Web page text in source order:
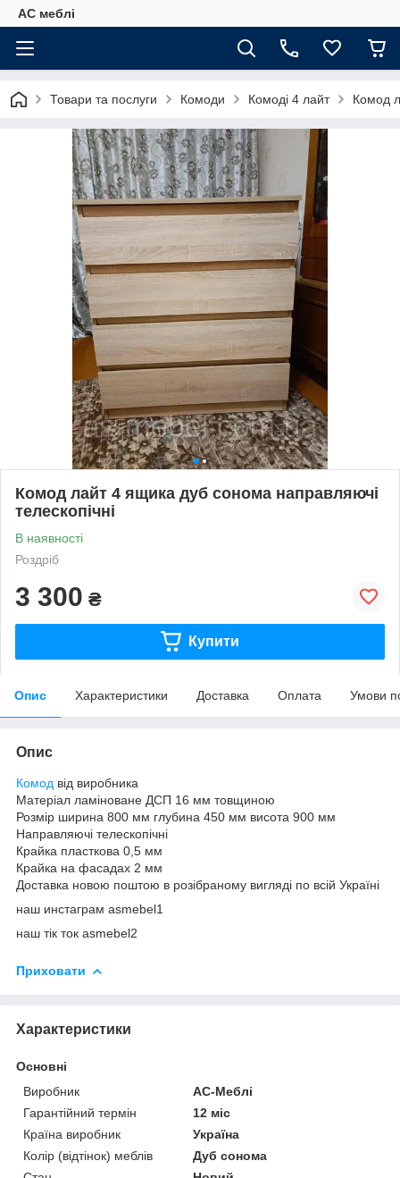
АС меблі
Товари та послуги Комоди Комоді 4 лайт Комод
Комод лайт 4 ящика дуб сонома направляючі
телескопічні
В наявності
Роздріб
3 300 ₴
Купити
Опис Характеристики Доставка Оплата Умови
Опис
Комод від виробника
Матеріал ламіноване ДСП 16 мм товщиною
Розмір ширина 800 мм глубина 450 мм висота 900 мм
Направляючі телескопічні
Крайка пласткова 0,5 мм
Крайка на фасадах 2 мм
Доставка новою поштою в розібраному вигляді по всій Україні
наш инстаграм asmebel1
наш тік ток asmebel2
Приховати
Характеристики
Основні
Виробник
АС-Меблі
Гарантійний термін
12 міс
Країна виробник
Україна
Колір (відтінок) меблів
Дуб сонома